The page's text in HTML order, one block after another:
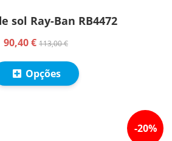
sol Ray-Ban RB4472
90,40 € 113,00 €
Opções
-20%